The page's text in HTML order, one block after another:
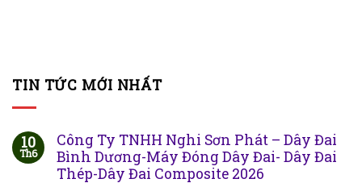
TIN TỨC MỚI NHẤT
10
Th6
Công Ty TNHH Nghi Sơn Phát – Dây Đai
Bình Dương-Máy Đóng Dây Đai- Dây Đai
Thép-Dây Đai Composite 2026